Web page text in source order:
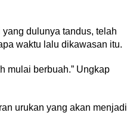
dulunya tandus, telah
waktu lalu dikawasan itu.
mulai berbuah.” Ungkap
urukan yang akan menjadi